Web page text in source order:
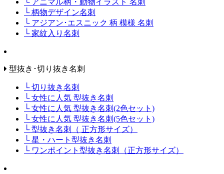
└ 柄物デザイン名刺
└ アジアン･エスニック 柄 模様 名刺
└ 家紋入り名刺
型抜き･切り抜き名刺
└ 切り抜き名刺
└ 女性に人気 型抜き名刺
└ 女性に人気 型抜き名刺(2色セット)
└ 女性に人気 型抜き名刺(5色セット)
└ 型抜き名刺（ 正方形サイズ）
└ 星・ハート型抜き名刺
└ ワンポイント型抜き名刺（正方形サイズ）